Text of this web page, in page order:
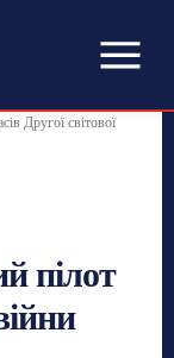
Другої світової
пілот